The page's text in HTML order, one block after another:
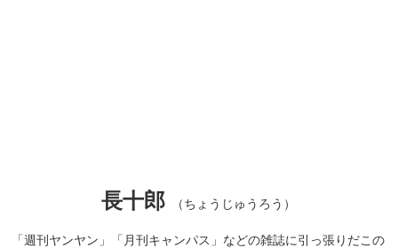
長十郎 （ちょうじゅうろう）
「週刊ヤンヤン」「月刊キャンパス」などの雑誌に引っ張りだこの